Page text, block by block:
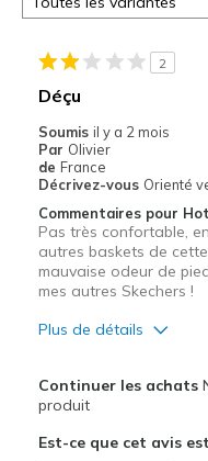
2
Déçu
Soumis il y a 2 mois
Par Olivier
de France
Décrivez-vous Orienté
Commentaires pour
Pas très confortable,
autres baskets de
mauvaise odeur de
mes autres Skechers !
Plus de détails
Correspond bien à la
Le contre
Continuer les achats
produit
Est-ce que cet avis